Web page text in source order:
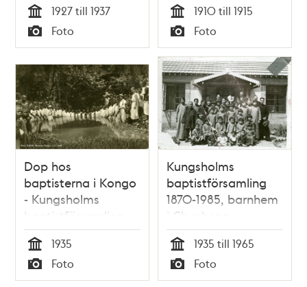
Tid
1927 till 1937
Typ
Foto Tid
1910 till 1915
Typ
Foto
Dop hos
baptisterna i Kongo
- Kungsholms
baptistförsamling
1935
Tid
1935
Typ
Foto
Kungsholms
baptistförsamling
1870-1985, barnhem
i Chucheng
Tid
1935 till 1965
Typ
Foto